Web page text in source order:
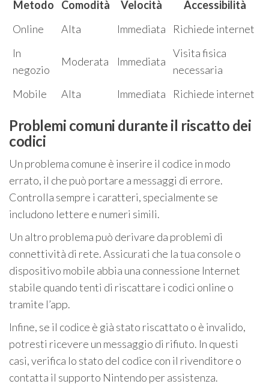
Metodo Comodità Velocità
Accessibilità
Online
Alta Immediata
Richiede internet
In
negozio
Moderata Immediata
Visita fisica
necessaria
Mobile
Alta Immediata Richiede internet
Problemi comuni durante il riscatto dei
codici
Un problema comune è inserire il codice in modo
errato, il che può portare a messaggi di errore.
Controlla sempre i caratteri, specialmente se
includono lettere e numeri simili.
Un altro problema può derivare da problemi di
connettività di rete. Assicurati che la tua console o
dispositivo mobile abbia una connessione Internet
stabile quando tenti di riscattare i codici online o
tramite l’app.
Infine, se il codice è già stato riscattato o è invalido,
potresti ricevere un messaggio di rifiuto. In questi
casi, verifica lo stato del codice con il rivenditore o
contatta il supporto Nintendo per assistenza.